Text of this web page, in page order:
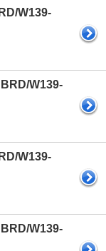
W139-
W139-
W139-
W139-